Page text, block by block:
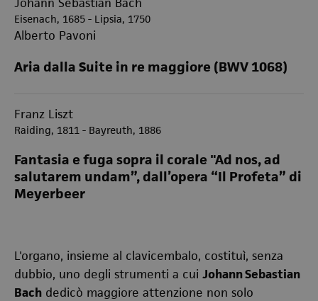
Eisenach, 1685 - Lipsia, 1750
Alberto Pavoni
Aria dalla Suite in re maggiore (BWV 1068)
Franz Liszt
Raiding, 1811 - Bayreuth, 1886
Fantasia e fuga sopra il corale "Ad nos, ad
salutarem undam”, dall’opera “Il Profeta” di
Meyerbeer
L'organo, insieme al clavicembalo, costituì, senza
dubbio, uno degli strumenti a cui Johann Sebastian
Bach dedicò maggiore attenzione non solo